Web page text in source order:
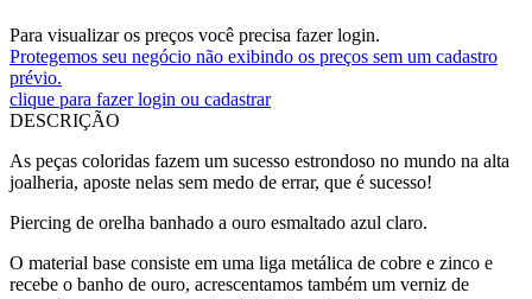
Para visualizar os preços você precisa fazer login.
Protegemos seu negócio não exibindo os preços sem um cadastro
prévio.
clique para fazer login ou cadastrar
DESCRIÇÃO
As peças coloridas fazem um sucesso estrondoso no mundo na alta
joalheria, aposte nelas sem medo de errar, que é sucesso!
Piercing de orelha banhado a ouro esmaltado azul claro.
O material base consiste em uma liga metálica de cobre e zinco e
recebe o banho de ouro, acrescentamos também um verniz de